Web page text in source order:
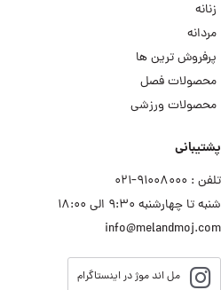
زنانه
مردانه
پرفروش ترین ها
محصولات فصل
محصولات ورزشی
پشتیبانی
تلفن : ۹۱۰۰۸۰۰۰−۰۲۱
شنبه تا چهارشنبه ۹:۳۰ الی ۱۸:۰۰
info@melandmoj.com
مل اند موژ در اینستاگرام